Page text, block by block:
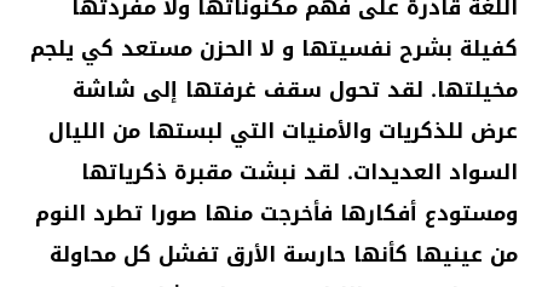
كفيلة بشرح نفسيتها و لا الحزن مستعد كي يلجم
مخيلتها. لقد تحول سقف غرفتها إلى شاشة
عرض للذكريات والأمنيات التي لبستها من الليال
السواد العديدات. لقد نبشت مقبرة ذكرياتها
ومستودع أفكارها فأخرجت منها صورا تطرد النوم
من عينيها كأنها حارسة الأرق تفشل كل محاولة